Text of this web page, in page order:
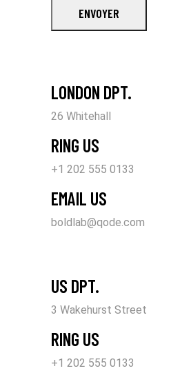
ENVOYER
LONDON DPT.
26 Whitehall
RING US
+1 202 555 0133
EMAIL US
boldlab@qode.com
US DPT.
3 Wakehurst Street
RING US
+1 202 555 0133